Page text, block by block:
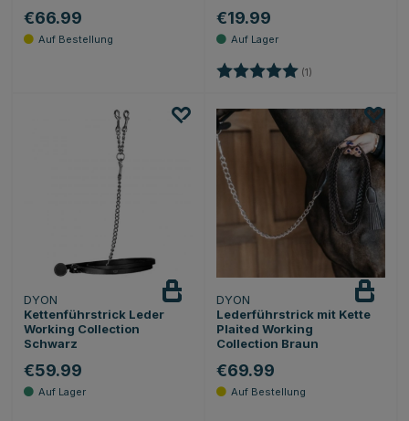
€66.99 €19.99
Bewertung: (1)
DYON
Kettenführstrick Leder
Working Collection
Schwarz
€59.99
DYON
Lederführstrick mit Kette
Plaited Working
Collection Braun
€69.99